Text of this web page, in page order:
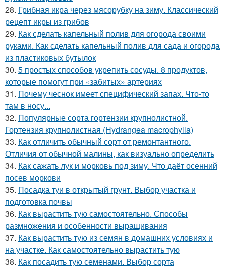
28. Грибная икра через мясорубку на зиму. Классический
рецепт икры из грибов
29. Как сделать капельный полив для огорода своими
руками. Как сделать капельный полив для сада и огорода
из пластиковых бутылок
30. 5 простых способов укрепить сосуды. 8 продуктов,
которые помогут при «забитых» артериях
31. Почему чеснок имеет специфический запах. Что-то
там в носу...
32. Популярные сорта гортензии крупнолистной.
Гортензия крупнолистная (Hydrangea macrophylla)
33. Как отличить обычный сорт от ремонтантного.
Отличия от обычной малины, как визуально определить
34. Как сажать лук и морковь под зиму. Что даёт осенний
посев моркови
35. Посадка туи в открытый грунт. Выбор участка и
подготовка почвы
36. Как вырастить тую самостоятельно. Способы
размножения и особенности выращивания
37. Как вырастить тую из семян в домашних условиях и
на участке. Как самостоятельно вырастить тую
38. Как посадить тую семенами. Выбор сорта